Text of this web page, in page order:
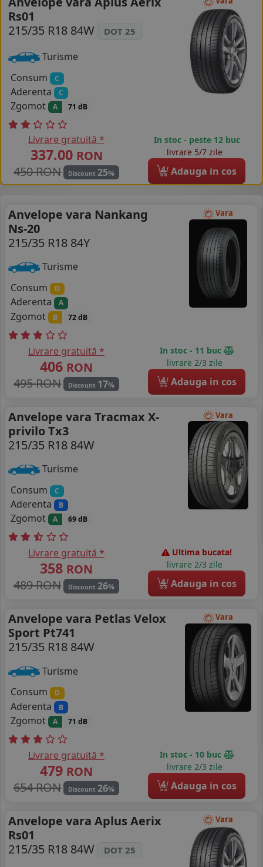
Rs01
215/35 R18 84W
DOT 25
Turisme
Consum
C
Aderenta C
Zgomot A 71 dB
Livrare gratuită *
337.00 RON
450 RON
Discount 25%
In stoc - peste 12 buc
livrare 5/7 zile
4 Adauga in cos
Vara
Anvelope vara Nankang
Ns-20
215/35 R18 84Y
Turisme
Consum
D
Aderenta A
Zgomot B 72 dB
Livrare gratuită *
406 RON
495 RON
Discount 17%
In stoc - 11 buc
livrare 2/3 zile
4 Adauga in cos
Vara
Anvelope vara Tracmax X-
privilo Tx3
215/35 R18 84W
Turisme
Consum
C
Aderenta B
Zgomot A 69 dB
Livrare gratuită *
358 RON
489 RON
Discount 26%
Ultima bucata!
livrare 2/3 zile
4 Adauga in cos
Vara
Anvelope vara Petlas Velox
Sport Pt741
215/35 R18 84W
Turisme
Consum
D
Aderenta B
Zgomot A 71 dB
Livrare gratuită *
479 RON
654 RON
Discount 26%
In stoc - 10 buc
livrare 2/3 zile
4 Adauga in cos
Vara
Anvelope vara Aplus Aerix
Rs01
215/35 R18 84W
DOT 25